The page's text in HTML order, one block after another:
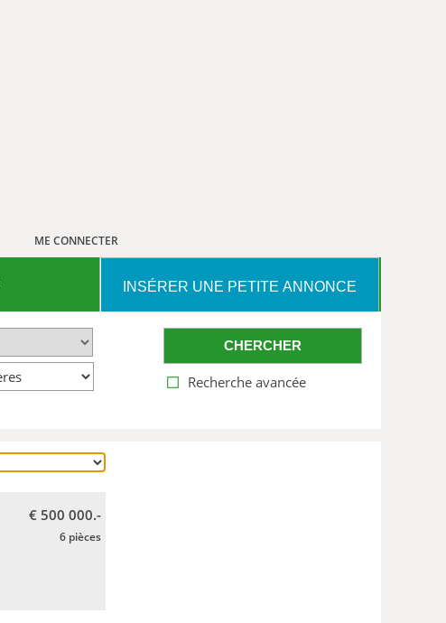
ME CONNECTER
INSÉRER UNE PETITE ANNONCE
CHERCHER
Recherche avancée
€ 500 000.-
6 pièces